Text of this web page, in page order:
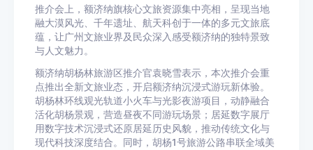
推介会上，额济纳旗核心文旅资源集中亮相，呈现当地
融大漠风光、千年遗址、航天科创于一体的多元文旅底
蕴，让广州文旅业界及民众深入感受额济纳的独特景致
与人文魅力。
额济纳胡杨林旅游区推介官袁晓雪表示，本次推介会重
点推出全新文旅业态，开启额济纳沉浸式游玩新体验。
胡杨林环线观光轨道小火车与光影夜游项目，动静融合
活化胡杨景观，营造昼夜不同游玩场景；居延数字展厅
用数字技术沉浸式还原居延历史风貌，推动传统文化与
现代科技深度结合。同时，胡杨1号旅游公路串联全域美